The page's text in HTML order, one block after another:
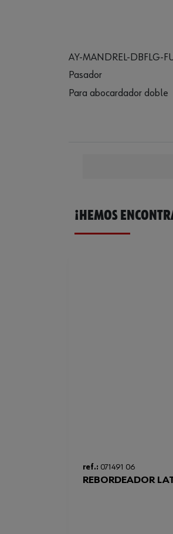
AY-MANDREL-DBFLG-
Pasador
Para abocardador doble
¡HEMOS
ref.: 071491 06
REBORDEADOR